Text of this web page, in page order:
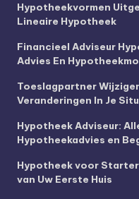
Hypotheekvormen
Lineaire Hypotheek
Financieel Adviseur
Advies En
Toeslagpartner
Veranderingen In Je
Hypotheek Adviseur:
Hypotheekadvies en
Hypotheek voor
van Uw Eerste Huis